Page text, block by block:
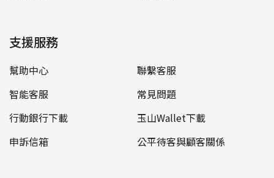
支援服務
幫助中心
聯繫客服
智能客服
常見問題
行動銀行下載
玉山Wallet下載
申訴信箱
公平待客與顧客關係